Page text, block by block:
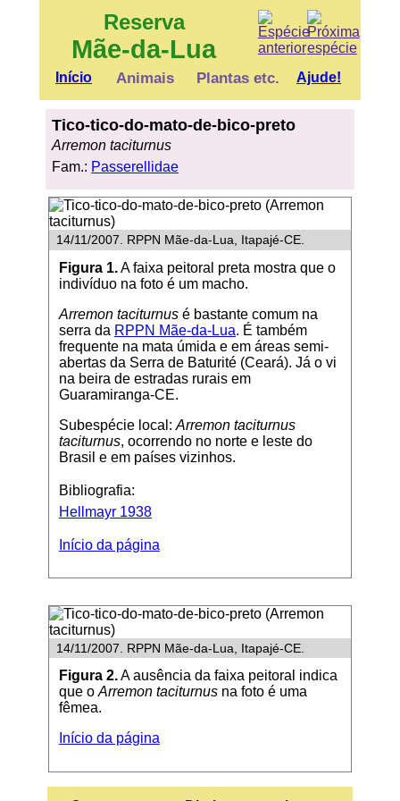
Reserva
Mãe-da-Lua
Início Animais Plantas etc. Ajude!
Tico-tico-do-mato-de-bico-preto
Arremon taciturnus
Fam.: Passerellidae
14/11/2007. RPPN Mãe-da-Lua, Itapajé-CE.
Figura 1.A faixa peitoral preta mostra que o
indivíduo na foto é um macho.
Arremon taciturnusé bastante comum na
serra da RPPN Mãe-da-Lua. É também
frequente na mata úmida e em áreas semi-
abertas da Serra de Baturité (Ceará). Já o vi
na beira de estradas rurais em
Guaramiranga-CE.
Subespécie local: Arremon taciturnus
taciturnus, ocorrendo no norte e leste do
Brasil e em países vizinhos.
Bibliografia:
Hellmayr 1938
Início da página
14/11/2007. RPPN Mãe-da-Lua, Itapajé-CE.
Figura 2.A ausência da faixa peitoral indica
que oArremon taciturnusna foto é uma
fêmea.
Início da página